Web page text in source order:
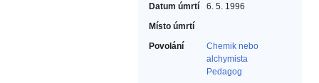
Datum úmrtí
6. 5. 1996
Místo úmrtí
Povolání
Chemik nebo
alchymista‎
Pedagog‎